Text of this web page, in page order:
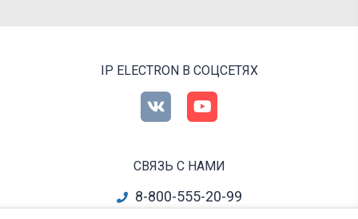
IP ELECTRON В СОЦСЕТЯХ
СВЯЗЬ С НАМИ
8-800-555-20-99